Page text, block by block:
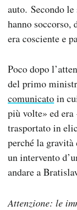
auto. Secondo
hanno soccorso,
era cosciente e
Poco dopo
del primo
comunicatoin
più volte» ed
trasportato in
perché la
un intervento
andare a
Attenzione: le